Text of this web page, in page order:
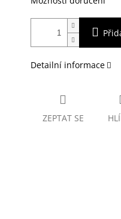
Detailní informace
ZEPTAT SE